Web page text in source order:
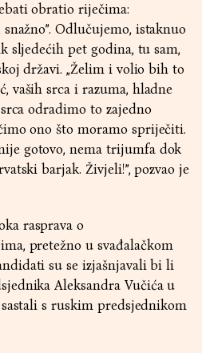
obratio riječima:
Odlučujemo, istaknuo
sljedećih pet godina, tu sam,
državi. „Želim i volio bih to
vaših srca i razuma, hladne
odradimo to zajedno
ono što moramo spriječiti.
gotovo, nema trijumfa dok
barjak. Živjeli!”, pozvao je
rasprava o
pretežno u svađalačkom
su se izjašnjavali bi li
Aleksandra Vučića u
s ruskim predsjednikom